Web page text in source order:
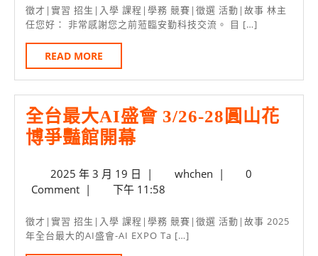
來
函
本
系
招
募
2026
管
畢
業
生
月
27
徵才|實習 招生|入學 課程|學務 競賽|徵選 活動|故事 林主
任您好： 非常感謝您之前蒞臨安勤科技交流。 目 […]
READ MORE
MORE
全台最大AI盛會 3/26-28圓山花
博爭豔館開幕全
最
AI
盛
2025 年 3 月 19 日 2025
年
月
19
| whchenwhchen
|
0
Comment | 下午 11:58
徵才|實習 招生|入學 課程|學務 競賽|徵選 活動|故事 2025
年全台最大的AI盛會-AI EXPO Ta […]